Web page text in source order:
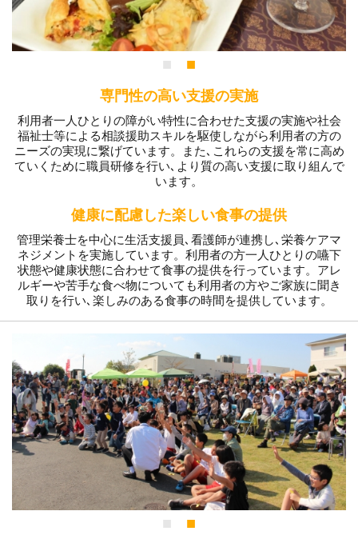
専門性の高い支援の実施
利用者一人ひとりの障がい特性に合わせた支援の実施や社会
福祉士等による相談援助スキルを駆使しながら利用者の方の
ニーズの実現に繋げています。また､これらの支援を常に高め
ていくために職員研修を行い､より質の高い支援に取り組んで
います。
健康に配慮した楽しい食事の提供
管理栄養士を中心に生活支援員､看護師が連携し､栄養ケアマ
ネジメントを実施しています。利用者の方一人ひとりの嚥下
状態や健康状態に合わせて食事の提供を行っています。アレ
ルギーや苦手な食べ物についても利用者の方やご家族に聞き
取りを行い､楽しみのある食事の時間を提供しています。